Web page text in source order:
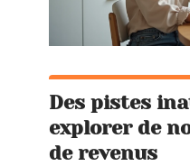
Des pistes
explorer de
de revenus